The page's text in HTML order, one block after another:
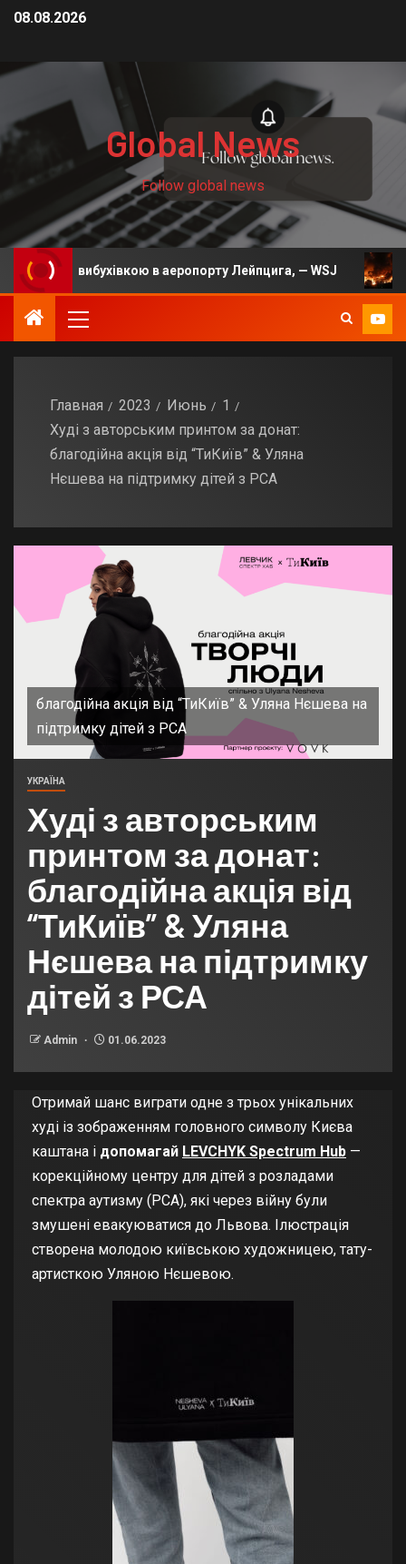
08.08.2026
Global News
Follow global news
вибухівкою в аеропорту Лейпцига, — WSJ На
Главная 2023 Июнь
1
Худі з авторським принтом за донат:
благодійна акція від “ТиКиїв” & Уляна
Нєшева на підтримку дітей з РСА
благодійна акція від “ТиКиїв” & Уляна Нєшева на
підтримку дітей з РСА
УКРАЇНА
Худі з авторським
принтом за донат:
благодійна акція від
“ТиКиїв” & Уляна
Нєшева на підтримку
дітей з РСА
Admin 01.06.2023
Отримай шанс виграти одне з трьох унікальних
худі із зображенням головного символу Києва
каштана і допомагай LEVCHYK Spectrum Hub —
корекційному центру для дітей з розладами
спектра аутизму (РСА), які через війну були
змушені евакуюватися до Львова. Ілюстрація
створена молодою київською художницею, тату-
артисткою Уляною Нєшевою.